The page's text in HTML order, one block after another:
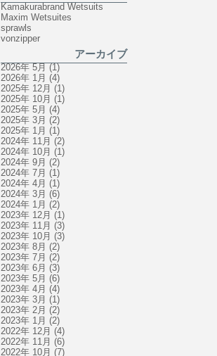
Kamakurabrand Wetsuits
Maxim Wetsuites
sprawls
vonzipper
アーカイブ
2026年 5月 (1)
2026年 1月 (4)
2025年 12月 (1)
2025年 10月 (1)
2025年 5月 (4)
2025年 3月 (2)
2025年 1月 (1)
2024年 11月 (2)
2024年 10月 (1)
2024年 9月 (2)
2024年 7月 (1)
2024年 4月 (1)
2024年 3月 (6)
2024年 1月 (2)
2023年 12月 (1)
2023年 11月 (3)
2023年 10月 (3)
2023年 8月 (2)
2023年 7月 (2)
2023年 6月 (3)
2023年 5月 (6)
2023年 4月 (4)
2023年 3月 (1)
2023年 2月 (2)
2023年 1月 (2)
2022年 12月 (4)
2022年 11月 (6)
2022年 10月 (7)